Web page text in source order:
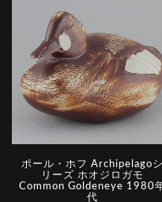
ポール・ホフ Archipelagoシ
リーズ ホオジロガモ
Common Goldeneye 1980
代